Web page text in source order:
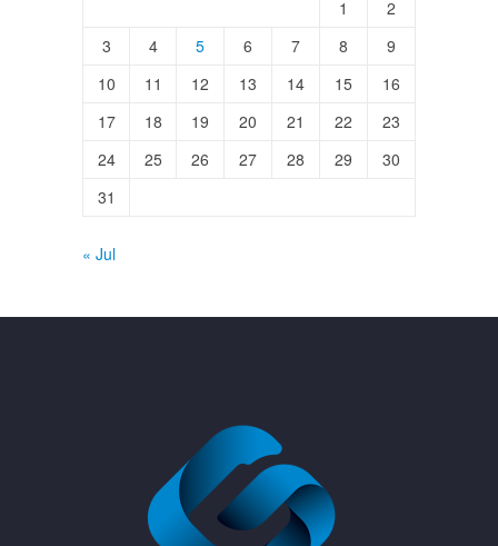
1
2
3
4 5 6 7 8
9
10
11 12 13 14 15
16
17
18 19 20 21 22
23
24
25 26 27 28 29
30
31
« Jul